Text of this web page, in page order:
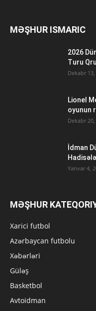
MƏŞHUR ISMARIC
2026
Turu
Dekabr
Lionel
oyunun
Dekabr
İdman
Yanvar 4,
MƏŞHUR
Xarici futbol
Azərbaycan futbolu
Xəbərləri
Güləş
Basketbol
Avtoidman